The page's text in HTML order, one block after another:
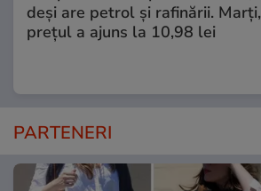
deși are petrol și rafinării. Marți,
prețul a ajuns la 10,98 lei
PARTENERI